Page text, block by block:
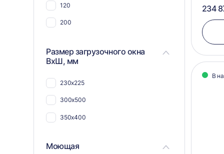
120
200
Размер загрузочного окна
ВхШ, мм
230x225
300x500
350x400
Моющая
234
В